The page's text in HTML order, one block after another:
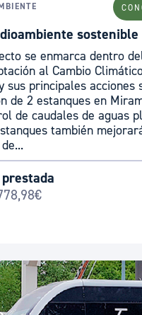
sostenible
se enmarca dentro
al Cambio
sus principales acciones
de 2 estanques en
de caudales de aguas
también